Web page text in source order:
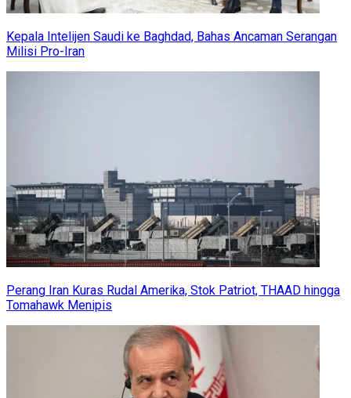
Kepala Intelijen Saudi ke Baghdad, Bahas Ancaman Serangan
Milisi Pro-Iran
Perang Iran Kuras Rudal Amerika, Stok Patriot, THAAD hingga
Tomahawk Menipis